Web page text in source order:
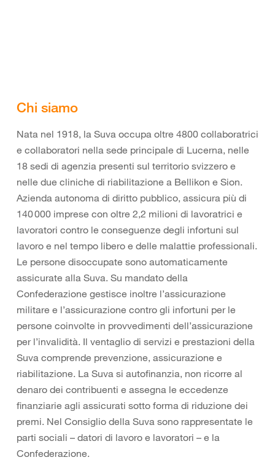
Chi siamo
Nata nel 1918, la Suva occupa oltre 4800 collaboratrici
e collaboratori nella sede principale di Lucerna, nelle
18 sedi di agenzia presenti sul territorio svizzero e
nelle due cliniche di riabilitazione a Bellikon e Sion.
Azienda autonoma di diritto pubblico, assicura più di
140 000 imprese con oltre 2,2 milioni di lavoratrici e
lavoratori contro le conseguenze degli infortuni sul
lavoro e nel tempo libero e delle malattie professionali.
Le persone disoccupate sono automaticamente
assicurate alla Suva. Su mandato della
Confederazione gestisce inoltre l’assicurazione
militare e l’assicurazione contro gli infortuni per le
persone coinvolte in provvedimenti dell’assicurazione
per l’invalidità. Il ventaglio di servizi e prestazioni della
Suva comprende prevenzione, assicurazione e
riabilitazione. La Suva si autofinanzia, non ricorre al
denaro dei contribuenti e assegna le eccedenze
finanziarie agli assicurati sotto forma di riduzione dei
premi. Nel Consiglio della Suva sono rappresentate le
parti sociali – datori di lavoro e lavoratori – e la
Confederazione.